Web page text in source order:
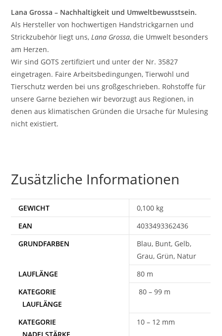
Lana Grossa – Nachhaltigkeit und Umweltbewusstsein.
Als Hersteller von hochwertigen Handstrickgarnen und
Strickzubehör liegt uns,Lana Grossa, die Umwelt besonders
am Herzen.
Wir sind GOTS zertifiziert und unter der Nr. 35827
eingetragen. Faire Arbeitsbedingungen, Tierwohl und
Tierschutz werden bei uns großgeschrieben. Rohstoffe für
unsere Garne beziehen wir bevorzugt aus Regionen, in
denen aus klimatischen Gründen die Ursache für Mulesing
nicht existiert.
Zusätzliche Informationen
GEWICHT
0,100 kg
EAN
4033493362436
Blau, Bunt, Gelb,
Grau, Grün, Natur
80 m
80 – 99 m
10 – 12 mm